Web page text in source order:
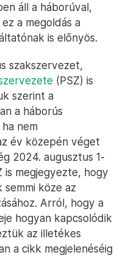
áll a háborúval,
a megoldás a
is előnyös.
szakszervezet,
(PSZ) is
szerint a
a háborús
nem
év közepén véget
2024. augusztus 1-
is megjegyezte, hogy
köze az
Arról, hogy a
hogyan kapcsolódik
az illetékes
a cikk megjelenéséig